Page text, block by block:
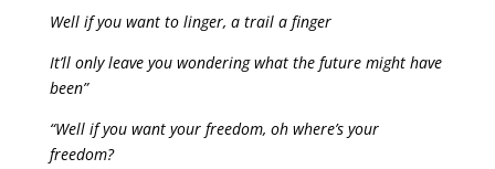
Well if you want to linger, a trail a finger
It’ll only leave you wondering what the future might have
been”
“Well if you want your freedom, oh where’s your
freedom?